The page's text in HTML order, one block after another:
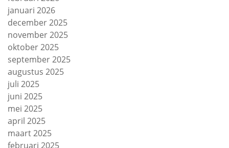
januari 2026
december 2025
november 2025
oktober 2025
september 2025
augustus 2025
juli 2025
juni 2025
mei 2025
april 2025
maart 2025
februari 2025